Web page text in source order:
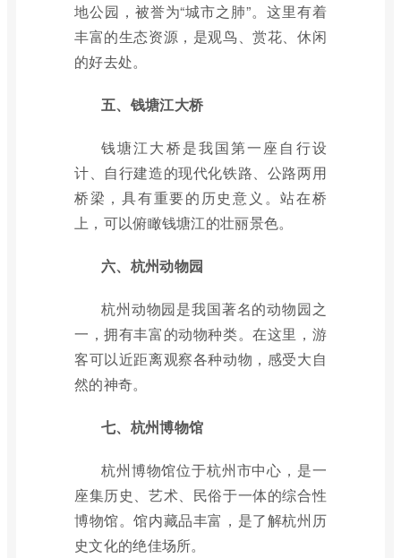
地公园，被誉为“城市之肺”。这里有着
丰富的生态资源，是观鸟、赏花、休闲
的好去处。
五、钱塘江大桥
钱塘江大桥是我国第一座自行设
计、自行建造的现代化铁路、公路两用
桥梁，具有重要的历史意义。站在桥
上，可以俯瞰钱塘江的壮丽景色。
六、杭州动物园
杭州动物园是我国著名的动物园之
一，拥有丰富的动物种类。在这里，游
客可以近距离观察各种动物，感受大自
然的神奇。
七、杭州博物馆
杭州博物馆位于杭州市中心，是一
座集历史、艺术、民俗于一体的综合性
博物馆。馆内藏品丰富，是了解杭州历
史文化的绝佳场所。